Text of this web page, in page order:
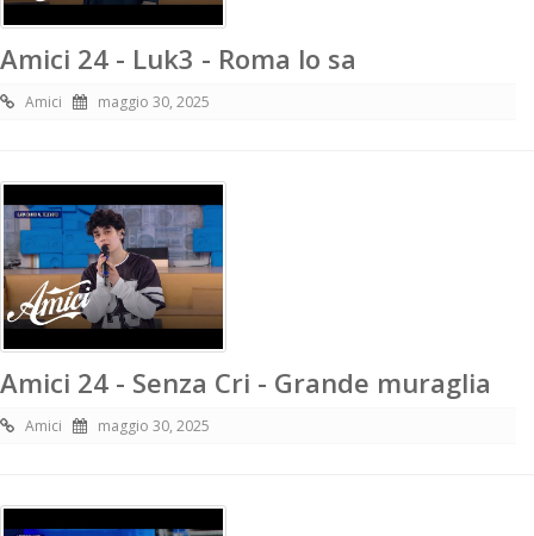
Amici 24 - Luk3 - Roma lo sa
Amici maggio 30, 2025
Amici 24 - Senza Cri - Grande muraglia
Amici maggio 30, 2025